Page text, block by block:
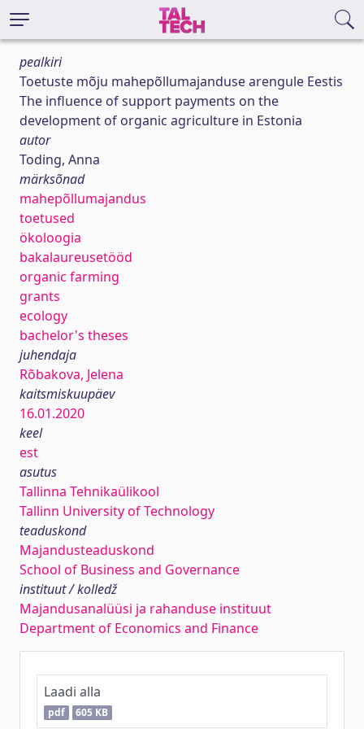
pealkiri
Toetuste mõju mahepõllumajanduse arengule Eestis
The influence of support payments on the
development of organic agriculture in Estonia
autor
Toding, Anna
märksõnad
mahepõllumajandus
toetused
ökoloogia
bakalaureusetööd
organic farming
grants
ecology
bachelor's theses
juhendaja
Rõbakova, Jelena
kaitsmiskuupäev
16.01.2020
keel
est
asutus
Tallinna Tehnikaülikool
Tallinn University of Technology
teaduskond
Majandusteaduskond
School of Business and Governance
instituut / kolledž
Majandusanalüüsi ja rahanduse instituut
Department of Economics and Finance
Laadi alla
pdf 605 KB